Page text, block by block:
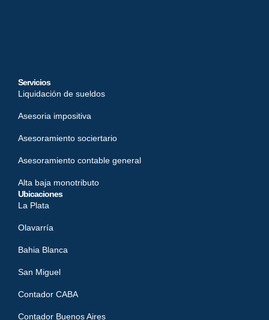
Servicios
Liquidación de sueldos
Asesoria impositiva
Asesoramiento sociertario
Asesoramiento contable general
Alta baja monotributo
Ubicaciones
La Plata
Olavarría
Bahia Blanca
San Miguel
Contador CABA
Contador Buenos Aires